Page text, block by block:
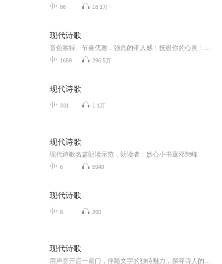
86 18.1万
现代诗歌
1659 296.5万
现代诗歌
331 1.1万
现代诗歌
现代诗歌名篇朗读示范，朗读者：妙心小书童邓荣峰
6 5949
现代诗歌
6 260
现代诗歌